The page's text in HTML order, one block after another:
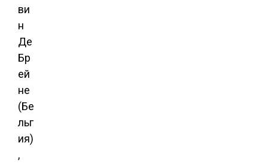
ви
н
Де
Бр
ей
не
(Бе
льг
ия)
,